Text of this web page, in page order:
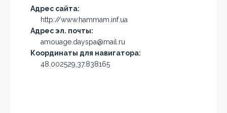
Адрес сайта:
http://www.hammam.inf.ua
Адрес эл. почты:
amouage.dayspa@mail.ru
Координаты для навигатора:
48.002529,37.838165